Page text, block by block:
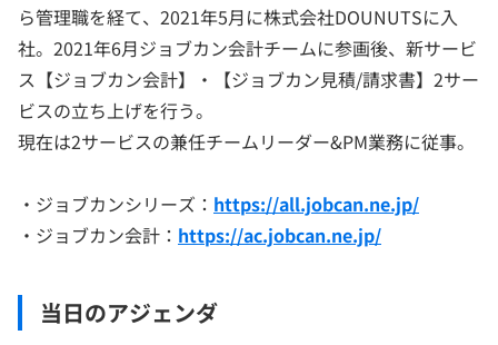
ら管理職を経て、2021年5月に株式会社DOUNUTSに入
社。2021年6月ジョブカン会計チームに参画後、新サービ
ス【ジョブカン会計】・【ジョブカン見積/請求書】2サー
ビスの立ち上げを行う。
現在は2サービスの兼任チームリーダー&PM業務に従事。
・ジョブカンシリーズ： https://all.jobcan.ne.jp/
・ジョブカン会計： https://ac.jobcan.ne.jp/
当日のアジェンダ